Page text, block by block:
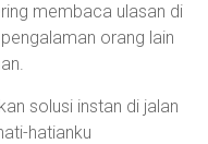
membaca ulasan di
orang lain
solusi instan di jalan
hatianku